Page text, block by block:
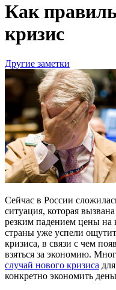
Как
кризис
Другие заметки
Сейчас в России
ситуация, которая
резким падением цены на
страны уже успели
кризиса, в связи с чем
взяться за экономию.
случай нового кризиса
конкретно экономить